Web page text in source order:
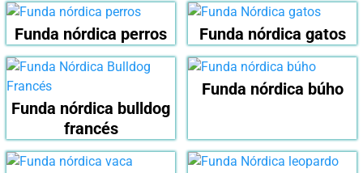
Funda nórdica perros Funda nórdica gatos
Funda nórdica bulldog
francés
Funda nórdica búho